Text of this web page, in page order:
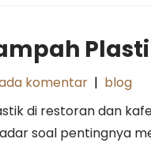
komentar | blog
di restoran dan
soal pentingnya